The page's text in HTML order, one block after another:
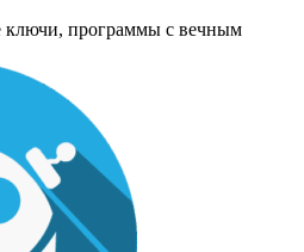
ключи, программы с вечным